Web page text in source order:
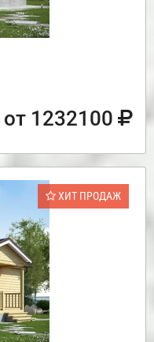
от 1232100
ХИТ ПРОДАЖ